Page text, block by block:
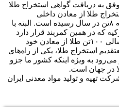
۱۲استان، موفق به دریافت گواهی استخراج طلا
طلا از معادن داخلی
۱۵۰کیلوگرم بود اما هم‌اکنون به ۸تن در سال رسیده است. البته با
که در همین کمربند قرار دارد
چندان قوی عمل نکردیم. آنها سالی ۱۰۰تن طلا از معادن خود
استخراج طلا، یکی از راه‌های
می‌رود به ویژه اینکه کشور ما جزو
تهیه و تولید مواد معدنی ایران